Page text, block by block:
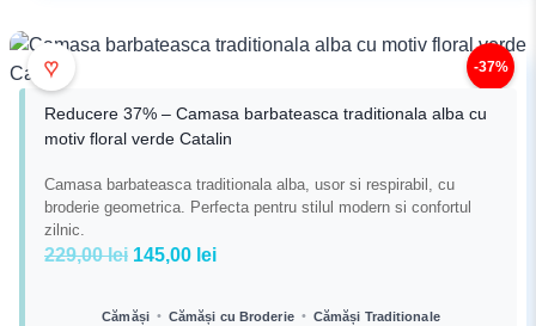
♥ -37%
Reducere 37% – Camasa barbateasca traditionala alba cu
motiv floral verde Catalin
Camasa barbateasca traditionala alba, usor si respirabil, cu
broderie geometrica. Perfecta pentru stilul modern si confortul
zilnic.
229,00lei Prețul
a
145,00 leiPrețul
este:
Cămăși • Cămăși cu Broderie • Cămăși Traditionale